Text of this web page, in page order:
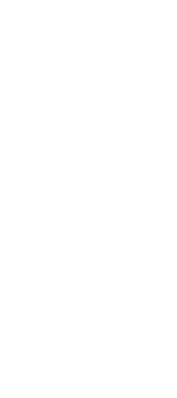
dlhší pobyt.
na okolie.